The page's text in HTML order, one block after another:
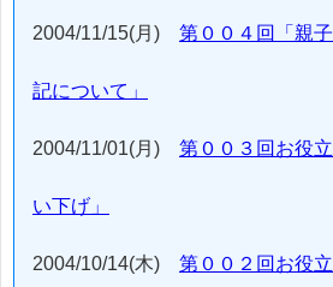
2004/11/15(月) 第００４回「親
記について」
2004/11/01(月) 第００３回お役
い下げ」
2004/10/14(木) 第００２回お役